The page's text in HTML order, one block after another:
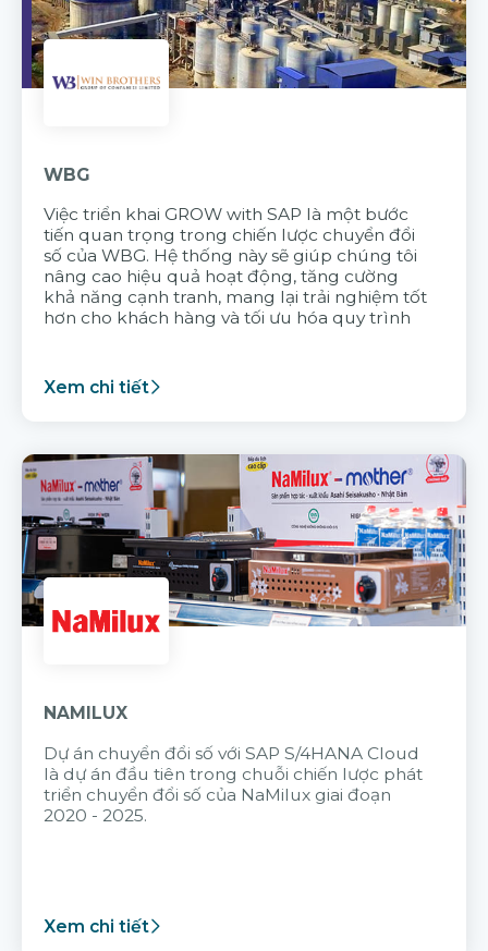
WBG
Việc triển khai GROW with SAP là một bước
tiến quan trọng trong chiến lược chuyển đổi
số của WBG. Hệ thống này sẽ giúp chúng tôi
nâng cao hiệu quả hoạt động, tăng cường
khả năng cạnh tranh, mang lại trải nghiệm tốt
hơn cho khách hàng và tối ưu hóa quy trình
Xem chi tiết
NAMILUX
Dự án chuyển đổi số với SAP S/4HANA Cloud
là dự án đầu tiên trong chuỗi chiến lược phát
triển chuyển đổi số của NaMilux giai đoạn
2020 - 2025.
Xem chi tiết